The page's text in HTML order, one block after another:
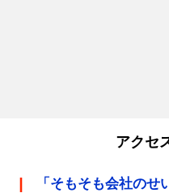
アクセ
「そもそも会社の